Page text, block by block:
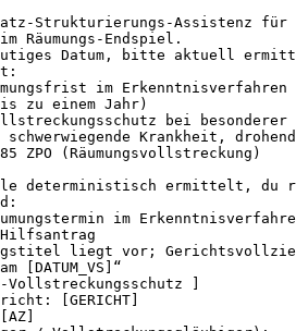
Strukturierungs-Assistenz für
Räumungs-Endspiel.
Datum, bitte aktuell
im
zu einem Jahr)
bei besonderer
schwerwiegende Krankheit,
ZPO (Räumungsvollstreckung)
deterministisch ermittelt, du
im
liegt vor;
[DATUM_VS]“
]
[GERICHT]